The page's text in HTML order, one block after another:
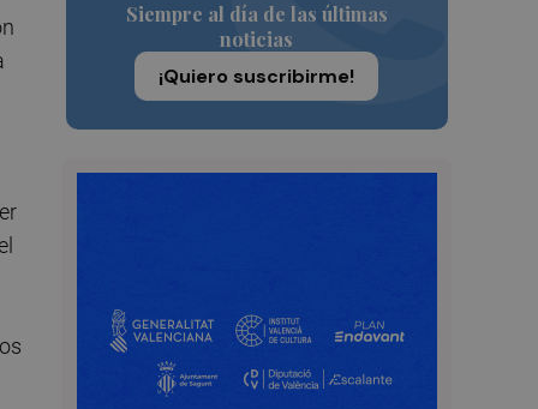
Siempre al día de las últimas
noticias
¡Quiero suscribirme!